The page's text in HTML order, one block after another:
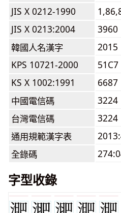
JIS X 0212-1990
JIS X 0213:2004
3960
韓國人名漢字
2015
KPS 10721-2000
51C7
KS X 1002:1991
6687
中國電信碼
3224
台灣電信碼
3224
通用規範漢字表
全錄碼
字型收錄